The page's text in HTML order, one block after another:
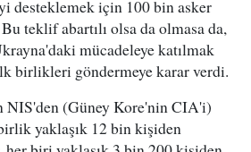
desteklemek için 100 bin asker
teklif abartılı olsa da olmasa da,
mücadeleye katılmak
birlikleri göndermeye karar verdi.
NIS'den (Güney Kore'nin CIA'i)
yaklaşık 12 bin kişiden